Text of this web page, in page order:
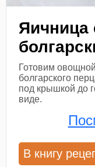
Яичница
Готовим
болгарского
под крышкой до
виде.
В книгу